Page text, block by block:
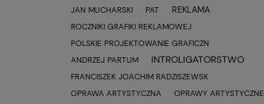
JAN MUCHARSKI
PAT REKLAMA
ROCZNIKI GRAFIKI REKLAMOWEJ
POLSKIE PROJEKTOWANIE GRAFICZN
ANDRZEJ PARTUM
INTROLIGATORSTWO
FRANCISZEK JOACHIM RADZISZEWSK
OPRAWA ARTYSTYCZNA
OPRAWY ARTYSTYCZNE